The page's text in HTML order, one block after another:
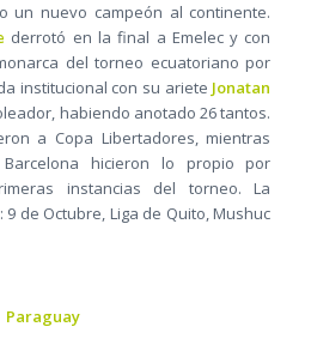
un nuevo campeón al continente.
derrotó en la final a Emelec y con
del torneo ecuatoriano por
institucional con su ariete Jonatan
habiendo anotado 26 tantos.
a Copa Libertadores, mientras
hicieron lo propio por
instancias del torneo. La
de Octubre, Liga de Quito, Mushuc
Paraguay